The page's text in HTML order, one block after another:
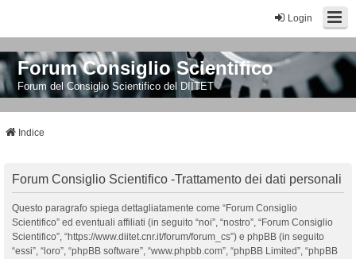
Login
Forum Consiglio Scientifico
Forum del Consiglio Scientifico del DIITET
Indice
Forum Consiglio Scientifico -Trattamento dei dati personali
Questo paragrafo spiega dettagliatamente come “Forum Consiglio
Scientifico” ed eventuali affiliati (in seguito “noi”, “nostro”, “Forum Consiglio
Scientifico”, “https://www.diitet.cnr.it/forum/forum_cs”) e phpBB (in seguito
“essi”, “loro”, “phpBB software”, “www.phpbb.com”, “phpBB Limited”, “phpBB